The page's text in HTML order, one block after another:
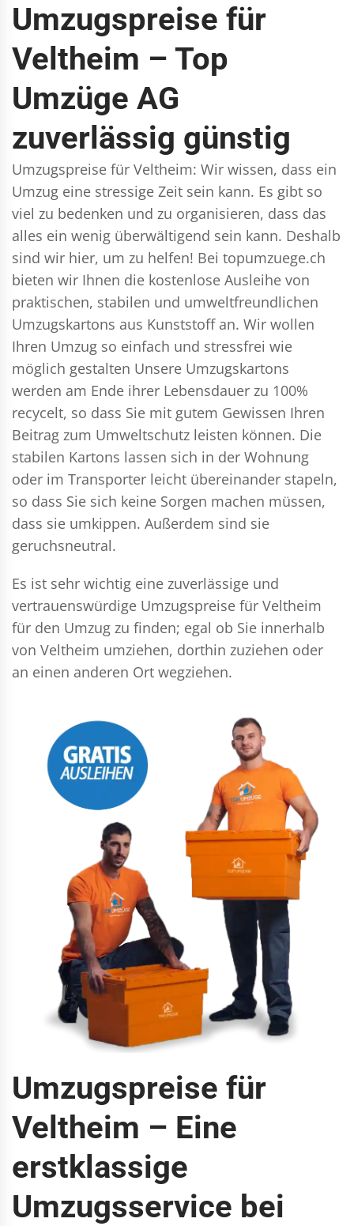
Umzugspreise für
Veltheim – Top
Umzüge AG
zuverlässig günstig
Umzugspreise für Veltheim: Wir wissen, dass ein
Umzug eine stressige Zeit sein kann. Es gibt so
viel zu bedenken und zu organisieren, dass das
alles ein wenig überwältigend sein kann. Deshalb
sind wir hier, um zu helfen! Bei topumzuege.ch
bieten wir Ihnen die kostenlose Ausleihe von
praktischen, stabilen und umweltfreundlichen
Umzugskartons aus Kunststoff an. Wir wollen
Ihren Umzug so einfach und stressfrei wie
möglich gestalten Unsere Umzugskartons
werden am Ende ihrer Lebensdauer zu 100%
recycelt, so dass Sie mit gutem Gewissen Ihren
Beitrag zum Umweltschutz leisten können. Die
stabilen Kartons lassen sich in der Wohnung
oder im Transporter leicht übereinander stapeln,
so dass Sie sich keine Sorgen machen müssen,
dass sie umkippen. Außerdem sind sie
geruchsneutral.
Es ist sehr wichtig eine zuverlässige und
vertrauenswürdige Umzugspreise für Veltheim
für den Umzug zu finden; egal ob Sie innerhalb
von Veltheim umziehen, dorthin zuziehen oder
an einen anderen Ort wegziehen.
Umzugspreise für
Veltheim – Eine
erstklassige
Umzugsservice bei